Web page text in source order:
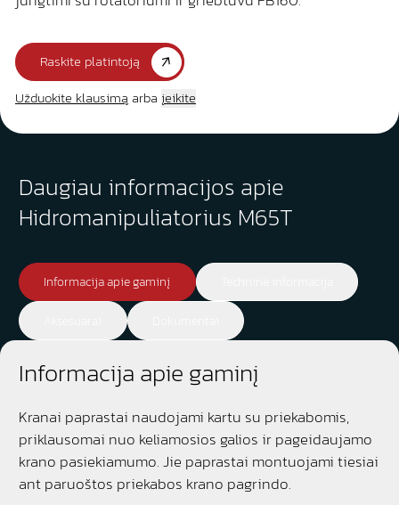
Raskite platintoją
Užduokite klausimą arba įeikite
Daugiau informacijos apie
Hidromanipuliatorius M65T
Informacija apie gaminį
Informacija apie gaminį
Kranai paprastai naudojami kartu su priekabomis,
priklausomai nuo keliamosios galios ir pageidaujamo
krano pasiekiamumo. Jie paprastai montuojami tiesiai
ant paruoštos priekabos krano pagrindo.